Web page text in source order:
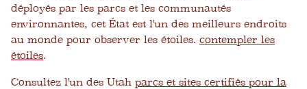
déployés par les parcs et les communautés
environnantes, cet État est l'un des meilleurs endroits
au monde pour observer les étoiles. contempler les
étoiles.
Consultez l'un des Utah parcs et sites certifiés pour la